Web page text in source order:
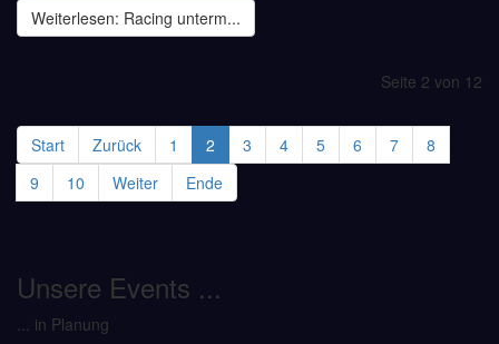
Weiterlesen: Racing unterm...
Seite 2 von 12
Start Zurück 1 2 3 4 5 6 7
8
9
10 Weiter Ende
Unsere Events ...
... in Planung